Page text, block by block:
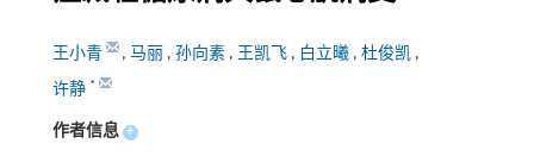
王小青 , 马丽 , 孙向素 , 王凯飞 , 白立曦 , 杜俊凯 ,
许静 *
作者信息 +